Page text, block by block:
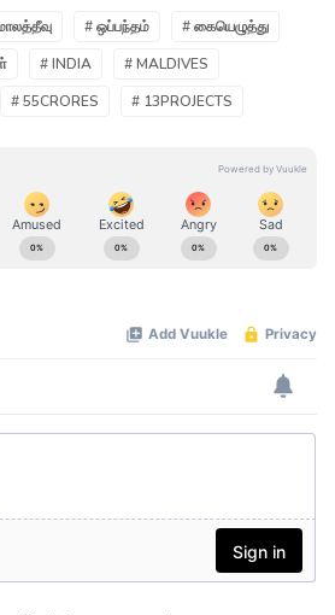
# ஒப்பந்தம்
# கையெழுத்து
# INDIA
# MALDIVES
# 55CRORES # 13PROJECTS